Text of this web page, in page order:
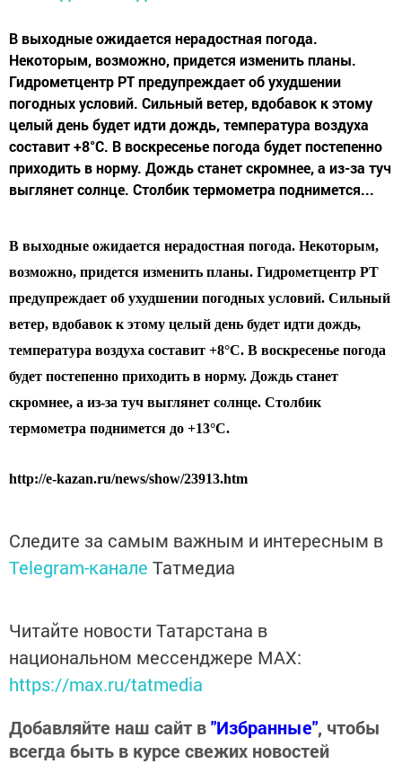
В выходные ожидается нерадостная погода.
Некоторым, возможно, придется изменить планы.
Гидрометцентр РТ предупреждает об ухудшении
погодных условий. Сильный ветер, вдобавок к этому
целый день будет идти дождь, температура воздуха
составит +8°C. В воскресенье погода будет постепенно
приходить в норму. Дождь станет скромнее, а из-за туч
выглянет солнце. Столбик термометра поднимется...
В выходные ожидается нерадостная погода. Некоторым,
возможно, придется изменить планы. Гидрометцентр РТ
предупреждает об ухудшении погодных условий. Сильный
ветер, вдобавок к этому целый день будет идти дождь,
температура воздуха составит +8°C. В воскресенье погода
будет постепенно приходить в норму. Дождь станет
скромнее, а из-за туч выглянет солнце. Столбик
термометра поднимется до +13°C.
http://e-kazan.ru/news/show/23913.htm
Следите за самым важным и интересным в
Telegram-канале Татмедиа
Читайте новости Татарстана в
национальном мессенджере MАХ:
https://max.ru/tatmedia
Добавляйте наш сайт в"Избранные", чтобы
всегда быть в курсе свежих новостей